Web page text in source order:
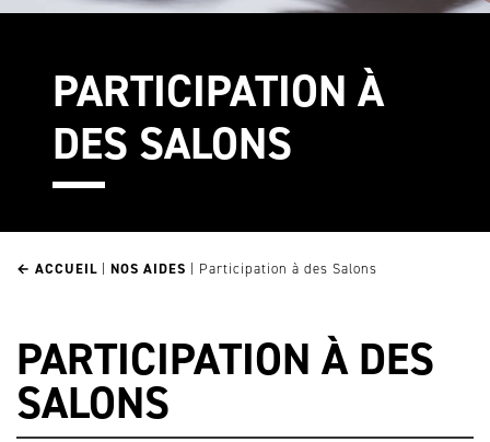
PARTICIPATION À
DES SALONS
← ACCUEIL | NOS AIDES | Participation à des Salons
PARTICIPATION À DES
SALONS